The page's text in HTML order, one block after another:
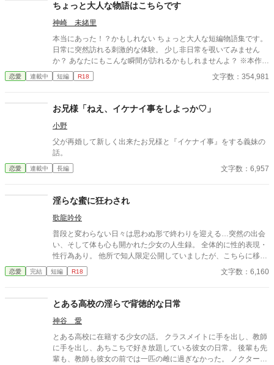
ちょっと大人な物語はこちらです
神崎 未緒里
本当にあった！？かもしれない ちょっと大人な短編物語集です。
日常に突然訪れる刺激的な体験。 少し非日常を覗いてみません
か？ あなたにもこんな瞬間が訪れるかもしれませんよ？ ※本作品
ではGemini PRO、Pixai.artで作成した生成AI画像ならびに Pixa
bay並びにUnsplshのロイヤリティフリーの画像を使用していま
名・商品名・設定などはすべて架空のものです。
恋愛 連載中 短編 R18 文字数：354,981
お兄様「ねえ、イケナイ事をしよっか♡」
小野
父が再婚して新しく出来たお兄様と『イケナイ事』をする義妹の
話。
恋愛 連載中 長編 文字数：6,957
淫らな蜜に狂わされ
歌龍吟伶
普段と変わらない日々は思わぬ形で終わりを迎える…突然の出会
い、そして体も心も開かれた少女の人生録。 全体的に性的表現・
性行為あり。 他所で知人限定公開していましたが、こちらに移し
ました。 全3話完結済みです。
恋愛 完結 短編 R18 文字数：6,160
とある高校の淫らで背徳的な日常
神谷 愛
とある高校に在籍する少女の話。 クラスメイトに手を出し、教師
に手を出し、あちこちで好き放題している彼女の日常。 後輩も先
輩も、教師も彼女の前では一匹の雌に過ぎなかった。 ノクターン